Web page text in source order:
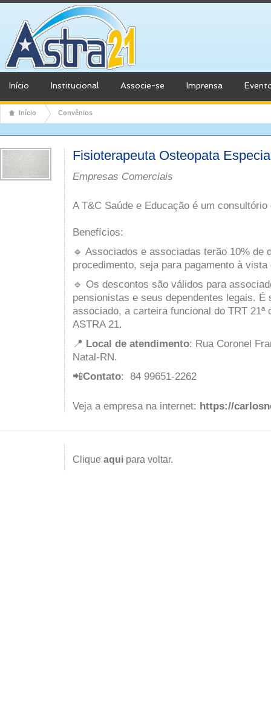
Início Institucional Associe-se Imprensa
Início Convênios
Fisioterapeuta Osteopata
Empresas Comerciais
A T&C Saúde e Educação é um
Benefícios:
🔹 Associados e associadas terão 10% de
procedimento, seja para pagamento à
🔹 Os descontos são válidos para
pensionistas e seus dependentes legais. É
associado, a carteira funcional do TRT 21ª
ASTRA 21.
📍 Local de atendimento: Rua Coronel
Natal-RN.
📲Contato: 84 99651-2262
Veja a empresa na internet: https://
Clique aqui para voltar.